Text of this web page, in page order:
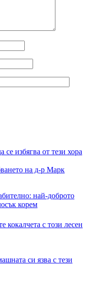
избягва от тези хора
на д-р Марк
най-доброто
корем
кокалчета с този лесен
си язва с тези